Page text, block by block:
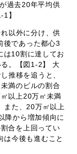
過去20年平均供
】
以外に分け、供
後であった都心3
は10割に達してお
。【図1-2】 大
推移を追うと、
満のビルの割合
以上20万㎡未満
また、20万㎡以上
降から増加傾向に
合を上回ってい
は今後も進むこと